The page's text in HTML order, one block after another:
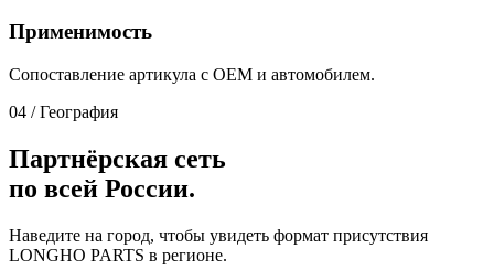
Применимость
Сопоставление артикула с OEM и автомобилем.
04 / География
Партнёрская сеть
по всей России.
Наведите на город, чтобы увидеть формат присутствия
LONGHO PARTS в регионе.